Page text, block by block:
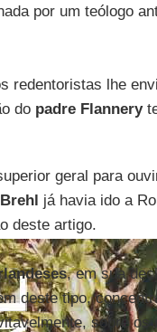
por um teólogo
redentoristas lhe
do padre Flannery
geral para
já havia ido a
deste artigo.
, em sua
deste tipo,
sobre os